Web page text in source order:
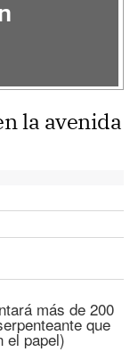
la avenida
más de 200
que
el papel)